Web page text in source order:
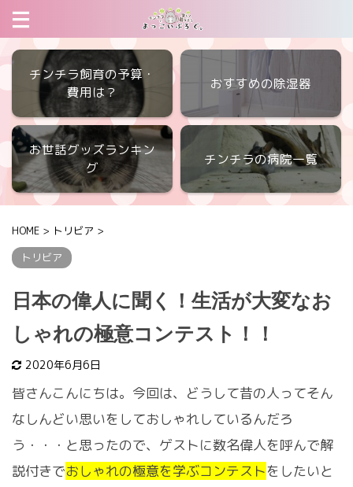
チンチラ飼育の予算・
費用は？
おすすめの除湿器
お世話グッズランキン
グ
チンチラの病院一覧
HOME > トリビア >
トリビア
日本の偉人に聞く！生活が大変なお
しゃれの極意コンテスト！！
2020年6月6日
皆さんこんにちは。今回は、どうして昔の人ってそん
なしんどい思いをしておしゃれしているんだろ
う・・・と思ったので、ゲストに数名偉人を呼んで解
説付きでおしゃれの極意を学ぶコンテストをしたいと